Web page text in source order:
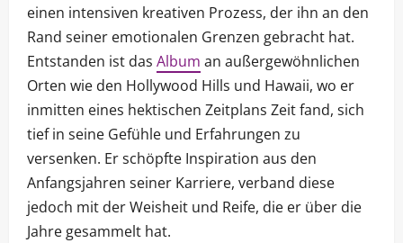
einen intensiven kreativen Prozess, der ihn an den
Rand seiner emotionalen Grenzen gebracht hat.
Entstanden ist das Album an außergewöhnlichen
Orten wie den Hollywood Hills und Hawaii, wo er
inmitten eines hektischen Zeitplans Zeit fand, sich
tief in seine Gefühle und Erfahrungen zu
versenken. Er schöpfte Inspiration aus den
Anfangsjahren seiner Karriere, verband diese
jedoch mit der Weisheit und Reife, die er über die
Jahre gesammelt hat.